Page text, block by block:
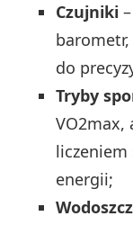
Czujniki
barometr,
do
Tryby
VO2max,
energii;